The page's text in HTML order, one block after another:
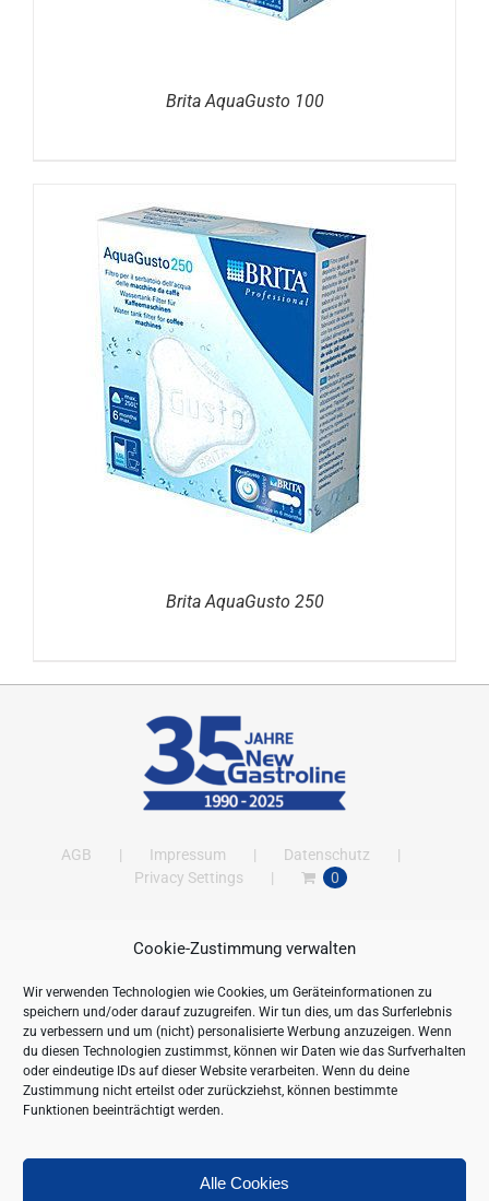
Cookie-Zustimmung verwalten
Wir verwenden Technologien wie Cookies, um Geräteinformationen zu
speichern und/oder darauf zuzugreifen. Wir tun dies, um das Surferlebnis
zu verbessern und um (nicht) personalisierte Werbung anzuzeigen. Wenn
du diesen Technologien zustimmst, können wir Daten wie das Surfverhalten
oder eindeutige IDs auf dieser Website verarbeiten. Wenn du deine
Zustimmung nicht erteilst oder zurückziehst, können bestimmte
Funktionen beeinträchtigt werden.
Alle Cookies
Brita AquaGusto 100
DETAILS
Brita AquaGusto 250
AGB Impressum
Datenschutz
Privacy Settings
0
ANSCHRIFT
New Gastroline GmbH
Barthestraße 115
18356 Barth
Deutschland/Germany
Öffnungszeiten:
Mo. - Fr. 09.00 bis 16.00 Uhr
https://www.newgastroline.de